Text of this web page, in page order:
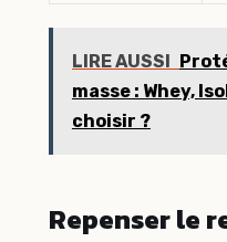
LIRE AUSSI
masse : Whey,
choisir ?
Repenser le